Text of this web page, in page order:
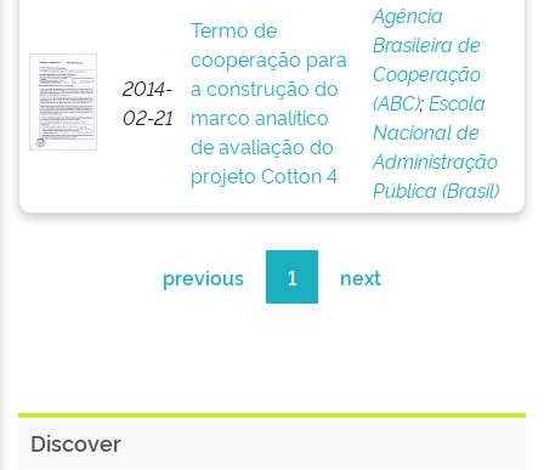
2014-
02-21
Termo de
cooperação para
a construção do
marco analítico
de avaliação do
projeto Cotton 4
Agência
Brasileira de
Cooperação
(ABC);Escola
Nacional de
Administração
Pública (Brasil)
previous 1 next
Discover